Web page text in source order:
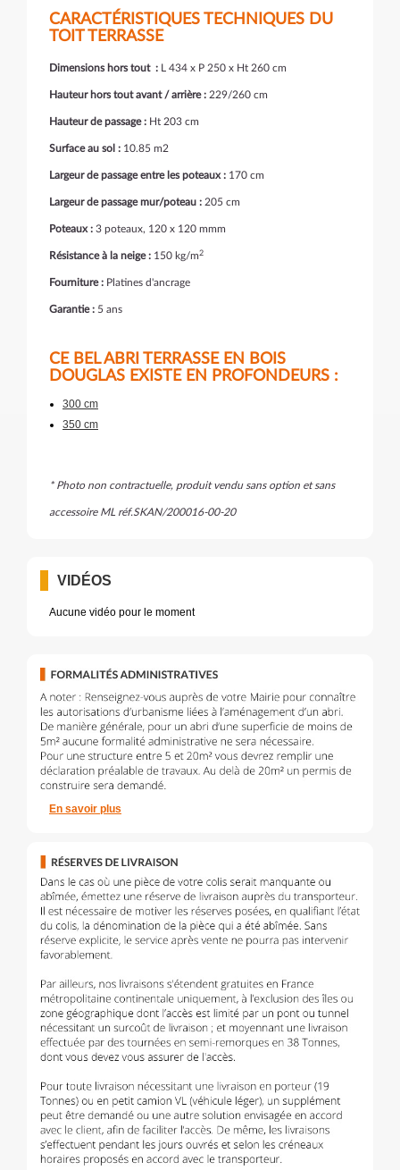
CARACTÉRISTIQUES TECHNIQUES DU
TOIT TERRASSE
Dimensions hors tout : L 434 x P 250 x Ht 260 cm
Hauteur hors tout avant / arrière : 229/260 cm
Hauteur de passage : Ht 203 cm
Surface au sol : 10.85 m2
Largeur de passage entre les poteaux : 170 cm
Largeur de passage mur/poteau : 205 cm
Poteaux : 3 poteaux, 120 x 120 mmm
Résistance à la neige : 150 kg/m2
Fourniture : Platines d'ancrage
Garantie : 5 ans
CE BEL ABRI TERRASSE EN BOIS
DOUGLAS EXISTE EN PROFONDEURS :
300 cm
350 cm
* Photo non contractuelle, produit vendu sans option et sans
accessoire ML réf.SKAN/200016-00-20
VIDÉOS
Aucune vidéo pour le moment
En savoir plus